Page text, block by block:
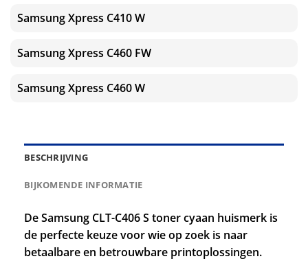
Samsung Xpress C410 W
Samsung Xpress C460 FW
Samsung Xpress C460 W
BESCHRIJVING
BIJKOMENDE INFORMATIE
De Samsung CLT-C406 S toner cyaan huismerk is
de perfecte keuze voor wie op zoek is naar
betaalbare en betrouwbare printoplossingen.